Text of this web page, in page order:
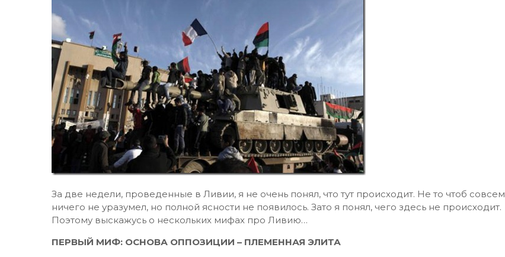
За две недели, проведенные в Ливии, я не очень понял, что тут происходит. Не то чтоб совсем
ничего не уразумел, но полной ясности не появилось. Зато я понял, чего здесь не происходит.
Поэтому выскажусь о нескольких мифах про Ливию…
ПЕРВЫЙ МИФ: ОСНОВА ОППОЗИЦИИ – ПЛЕМЕННАЯ ЭЛИТА